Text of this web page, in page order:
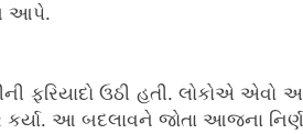
આપે.
ફરિયાદો ઉઠી હતી. લોકોએ એવો
કર્યા. આ બદલાવને જોતા આજના